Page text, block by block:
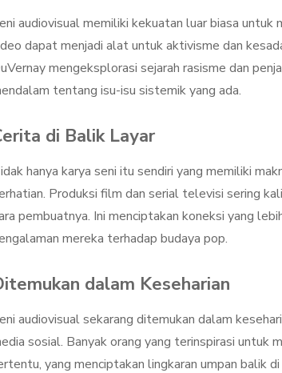
audiovisual memiliki kekuatan luar biasa untuk
dapat menjadi alat untuk aktivisme dan
mengeksplorasi sejarah rasisme dan
tentang isu-isu sistemik yang ada.
di Balik Layar
hanya karya seni itu sendiri yang memiliki
Produksi film dan serial televisi sering
pembuatnya. Ini menciptakan koneksi yang
mereka terhadap budaya pop.
dalam Keseharian
audiovisual sekarang ditemukan dalam
sosial. Banyak orang yang terinspirasi
yang menciptakan lingkaran umpan balik